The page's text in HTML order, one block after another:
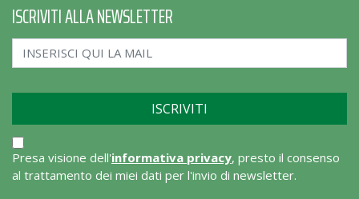
ISCRIVITI ALLA NEWSLETTER
Presa visione dell'informativa privacy, presto il consenso
al trattamento dei miei dati per l'invio di newsletter.